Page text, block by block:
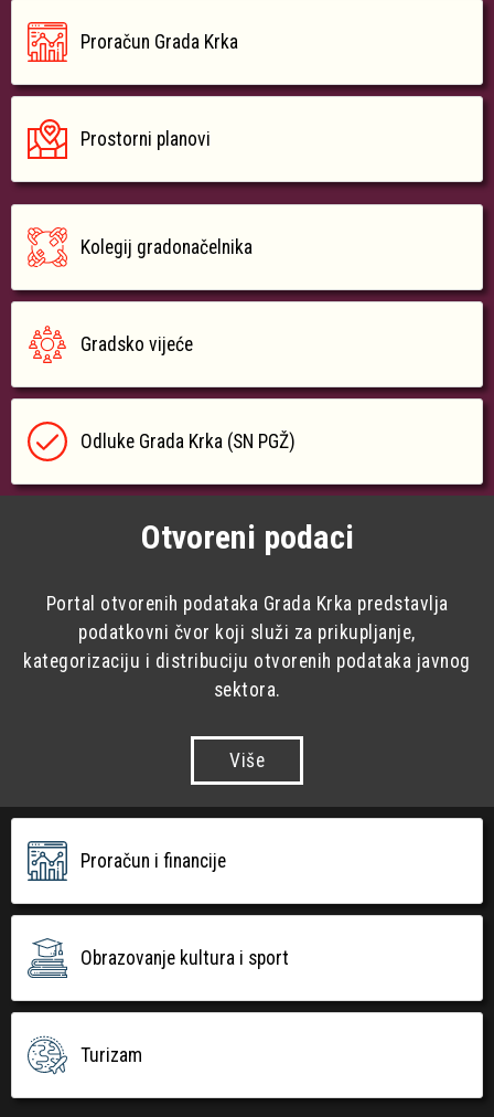
Proračun Grada Krka
Prostorni planovi
Kolegij gradonačelnika
Gradsko vijeće
Odluke Grada Krka (SN PGŽ)
Otvoreni podaci
Portal otvorenih podataka Grada Krka predstavlja
podatkovni čvor koji služi za prikupljanje,
kategorizaciju i distribuciju otvorenih podataka javnog
sektora.
Više
Proračun i financije
Obrazovanje kultura i sport
Turizam